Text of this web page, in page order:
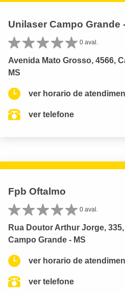
Unilaser Campo Grande
0 aval.
Avenida Mato Grosso, 4566,
MS
ver horario de
ver telefone
Fpb Oftalmo
0 aval.
Rua Doutor Arthur Jorge,
Campo Grande - MS
ver horario de
ver telefone